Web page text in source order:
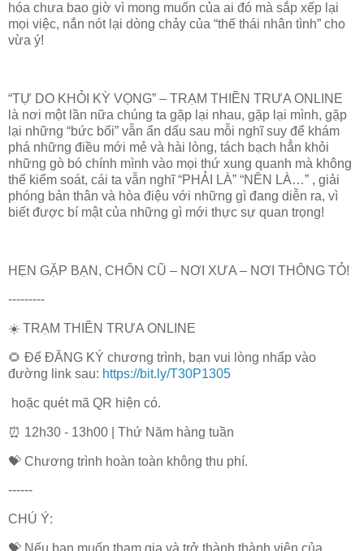
hóa chưa bao giờ vì mong muốn của ai đó mà sắp xếp lại
mọi việc, nắn nót lại dòng chảy của “thế thái nhân tình” cho
vừa ý!
“TỰ DO KHỎI KỲ VỌNG” – TRẠM THIỀN TRƯA ONLINE
là nơi một lần nữa chúng ta gặp lại nhau, gặp lại mình, gặp
lại những “bức bối” vẫn ẩn dấu sau mỗi nghĩ suy để khám
phá những điều mới mẻ và hài lòng, tách bạch hẳn khỏi
những gò bó chính mình vào mọi thứ xung quanh mà không
thể kiểm soát, cái ta vẫn nghĩ “PHẢI LÀ” “NÊN LÀ…” , giải
phóng bản thân và hòa điệu với những gì đang diễn ra, vì
biết được bí mật của những gì mới thực sự quan trọng!
HẸN GẶP BẠN, CHỐN CŨ – NƠI XƯA – NƠI THÔNG TỎ!
---------
☀️ TRẠM THIỀN TRƯA ONLINE
🌻 Để ĐĂNG KÝ chương trình, bạn vui lòng nhấp vào
đường link sau: https://bit.ly/T30P1305
hoặc quét mã QR hiện có.
⏰ 12h30 - 13h00 | Thứ Năm hàng tuần
💝 Chương trình hoàn toàn không thu phí.
------
CHÚ Ý:
💝 Nếu bạn muốn tham gia và trở thành thành viên của